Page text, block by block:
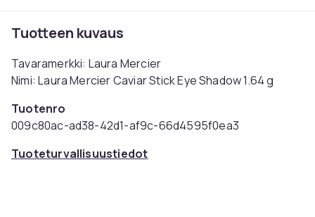
Tuotteen kuvaus
Tavaramerkki: Laura Mercier
Nimi: Laura Mercier Caviar Stick Eye Shadow 1.64 g
Tuotenro
009c80ac-ad38-42d1-af9c-66d4595f0ea3
Tuoteturvallisuustiedot